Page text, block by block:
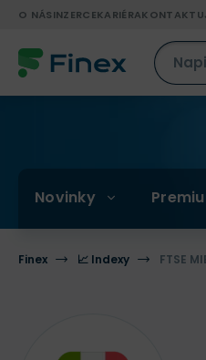
O NÁSINZERCEKARIÉRA
Novinky
Finex 📈 Indexy FTSE